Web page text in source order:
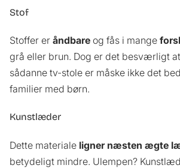
Stof
Stoffer er åndbare og fås i mange
grå eller brun. Dog er det besværligt
sådanne tv-stole er måske ikke det
familier med børn.
Kunstlæder
Dette materiale ligner næsten ægte
betydeligt mindre. Ulempen?